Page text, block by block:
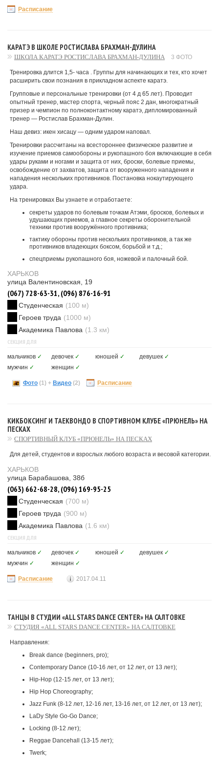
Расписание
КАРАТЭ В ШКОЛЕ РОСТИСЛАВА БРАХМАН-ДУЛИНА
ШКОЛА КАРАТЭ РОСТИСЛАВА БРАХМАН-ДУЛИНА 3 ФОТО
Тренировка длится 1,5- часа . Группы для начинающих и тех, кто хочет
расширить свои познания в прикладном аспекте каратэ.
Групповые и персональные тренировки (от 4 д 65 лет). Проводит
опытный тренер, мастер спорта, черный пояс 2 дан, многократный
призер и чемпион по полноконтактному каратэ, дипломированный
тренер — Ростислав Брахман-Дулин.
Наш девиз: икен хисацу — одним ударом наповал.
Тренировки рассчитаны на всестороннее физическое развитие и
изучение приемов самообороны и рукопашного боя включающие в себя
удары руками и ногами и защита от них, броски, болевые приемы,
освобождение от захватов, защита от вооруженного нападения и
нападения нескольких противников. Постановка нокаутирующего
удара.
На тренировках Вы узнаете и отработаете:
секреты ударов по болевым точкам Атэми, бросков, болевых и
удушающих приемов, а главное секреты оборонительной
техники против вооружённого противника;
тактику обороны против нескольких противников, а так же
противников владеющих боксом, борьбой и т.д.;
спецприемы рукопашного боя, ножевой и палочный бой.
ХАРЬКОВ
улица Валентиновская, 19
(067) 728-63-31, (096) 876-16-91
Студенческая (100 м)
Героев труда (1000 м)
Академика Павлова (1.3 км)
СЕКЦИЯ ДЛЯ
мальчиков ✓ девочек ✓ юношей ✓ девушек ✓
мужчин ✓ женщин ✓
Фото (1) + Видео (2) Расписание
КИКБОКСИНГ И ТАЕКВОНДО В СПОРТИВНОМ КЛУБЕ «ПРЮНЕЛЬ» НА
ПЕСКАХ
СПОРТИВНЫЙ КЛУБ «ПРЮНЕЛЬ» НА ПЕСКАХ
Для детей, студентов и взрослых любого возраста и весовой категории.
ХАРЬКОВ
улица Барабашова, 38б
(063) 662-68-28, (096) 169-95-25
Студенческая (700 м)
Героев труда (900 м)
Академика Павлова (1.6 км)
СЕКЦИЯ ДЛЯ
мальчиков ✓ девочек ✓ юношей ✓ девушек ✓
мужчин ✓ женщин ✓
Расписание 2017.04.11
ТАНЦЫ В СТУДИИ «ALL STARS DANCE CENTER» НА САЛТОВКЕ
CТУДИЯ «ALL STARS DANCE CENTER» НА САЛТОВКЕ
Направления:
Break dance (beginners, pro);
Contemporary Dance (10-16 лет, от 12 лет, от 13 лет);
Hip-Hop (12-15 лет, от 13 лет);
Hip Hop Choreography;
Jazz Funk (8-12 лет, 12-16 лет, 13-16 лет, от 12 лет, от 13 лет);
LaDy Style Go-Go Dance;
Locking (8-12 лет);
Reggae Dancehall (13-15 лет);
Twerk;